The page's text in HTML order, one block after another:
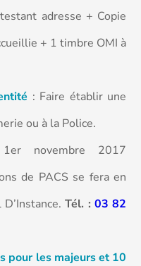
adresse + Copie
+ 1 timbre OMI à
: Faire établir une
ou à la Police.
novembre 2017
de PACS se fera en
Tél. :03 82
pour les majeurs et 10